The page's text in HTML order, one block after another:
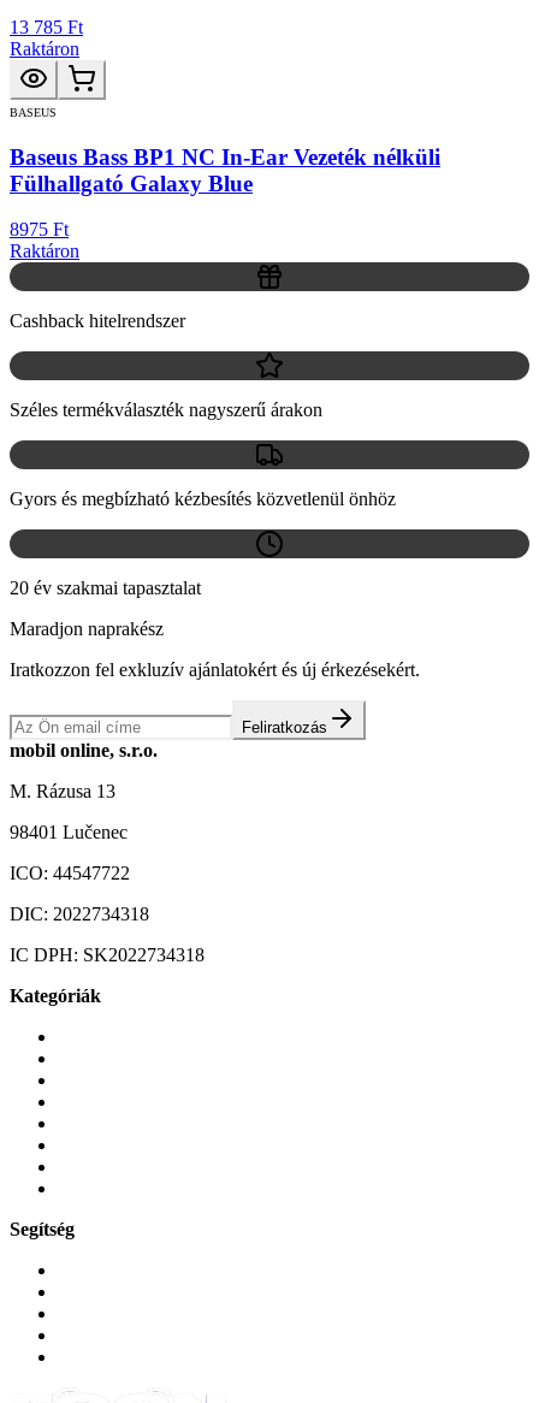
13 785 Ft
Raktáron
BASEUS
Baseus Bass BP1 NC In-Ear Vezeték nélküli
Fülhallgató Galaxy Blue
8975 Ft
Raktáron
Cashback hitelrendszer
Széles termékválaszték nagyszerű árakon
Gyors és megbízható kézbesítés közvetlenül önhöz
20 év szakmai tapasztalat
Maradjon naprakész
Iratkozzon fel exkluzív ajánlatokért és új érkezésekért.
Feliratkozás
mobil online, s.r.o.
M. Rázusa 13
98401 Lučenec
ICO: 44547722
DIC: 2022734318
IC DPH: SK2022734318
Kategóriák
Segítség